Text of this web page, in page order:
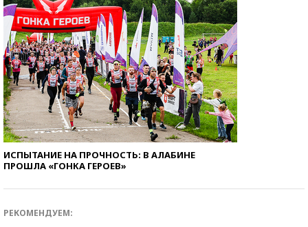
ИСПЫТАНИЕ НА ПРОЧНОСТЬ: В АЛАБИНЕ
ПРОШЛА «ГОНКА ГЕРОЕВ»
РЕКОМЕНДУЕМ: